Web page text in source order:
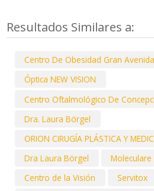
Resultados Similares a:
Centro De Obesidad Gran Avenida
Óptica NEW VISION
Centro Oftalmológico De
Dra. Laura Börgel
ORION CIRUGÍA PLÁSTICA Y
Dra Laura Börgel
Moleculare
Centro de la Visión
Servitox